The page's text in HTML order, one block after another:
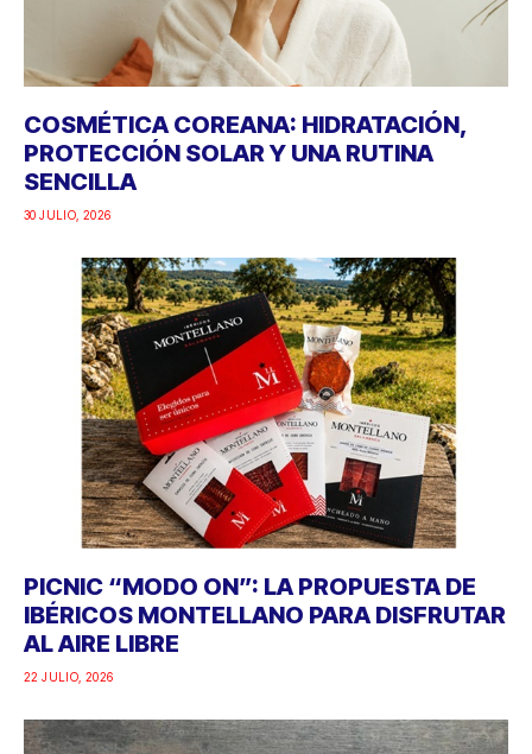
COSMÉTICA COREANA: HIDRATACIÓN,
PROTECCIÓN SOLAR Y UNA RUTINA
SENCILLA
30 JULIO, 2026
PICNIC “MODO ON”: LA PROPUESTA DE
IBÉRICOS MONTELLANO PARA DISFRUTAR
AL AIRE LIBRE
22 JULIO, 2026